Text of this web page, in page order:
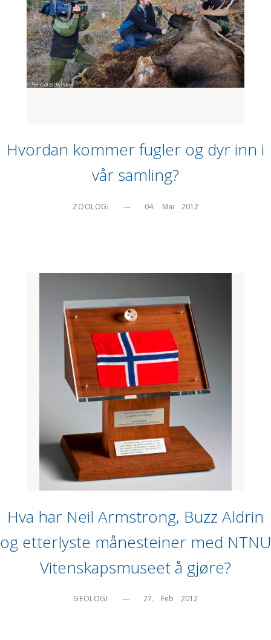
Hvordan kommer fugler og dyr inn i
vår samling?
ZOOLOGI — 04.    Mai    2012
Hva har Neil Armstrong, Buzz Aldrin
og etterlyste månesteiner med NTNU
Vitenskapsmuseet å gjøre?
GEOLOGI — 27.    Feb    2012